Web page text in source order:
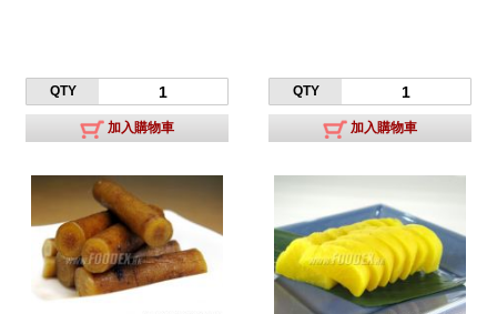
QTY
加入購物車
QTY
加入購物車